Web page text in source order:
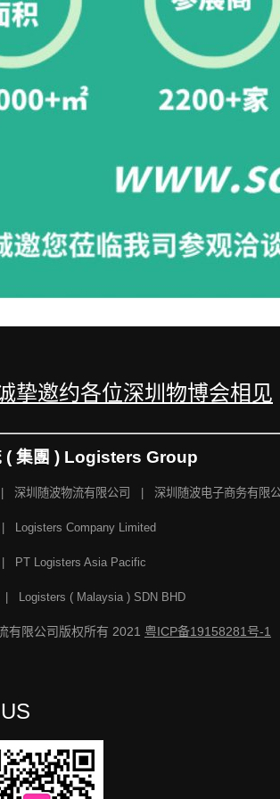
挚邀约各位深圳物博会相见
( 集團 ) Logisters Group
深圳随波物流有限公司 | 深圳随波电子商务有
Logisters Company Limited
PT Logisters Asia Pacific
( Malaysia ) SDN BHD
有限公司版权所有 2021 粤ICP备19158281号-1